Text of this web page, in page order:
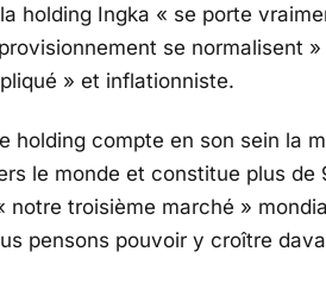
holding Ingka « se porte
se normalisent »
» et inflationniste.
holding compte en son sein la
le monde et constitue plus de
notre troisième marché »
pensons pouvoir y croître